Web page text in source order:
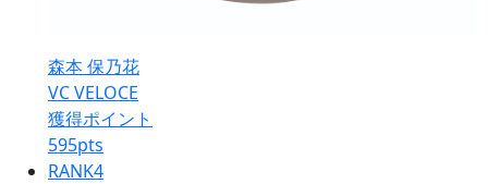
森本 保乃花
VC VELOCE
獲得ポイント
595pts
RANK4